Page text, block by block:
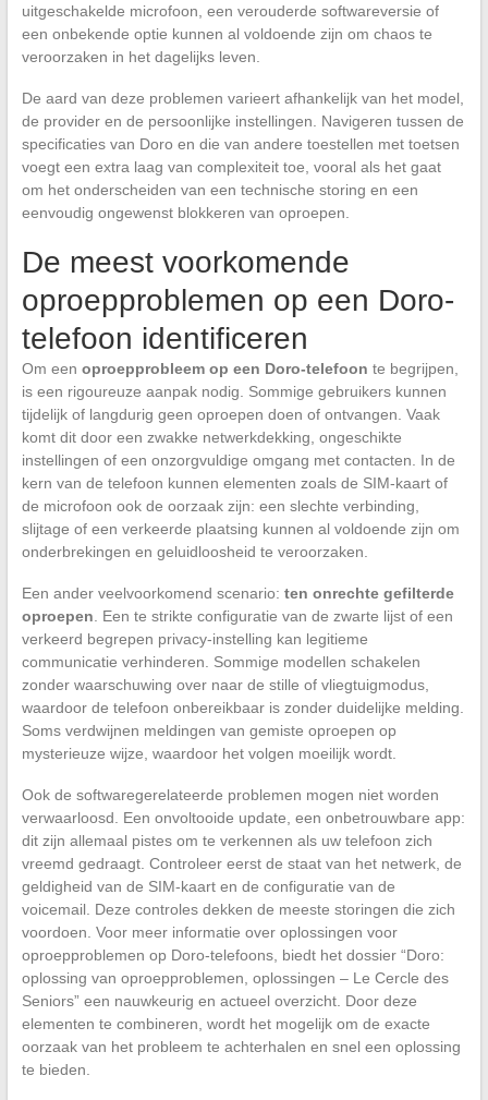
uitgeschakelde microfoon, een verouderde softwareversie of
een onbekende optie kunnen al voldoende zijn om chaos te
veroorzaken in het dagelijks leven.
De aard van deze problemen varieert afhankelijk van het model,
de provider en de persoonlijke instellingen. Navigeren tussen de
specificaties van Doro en die van andere toestellen met toetsen
voegt een extra laag van complexiteit toe, vooral als het gaat
om het onderscheiden van een technische storing en een
eenvoudig ongewenst blokkeren van oproepen.
De meest voorkomende
oproepproblemen op een Doro-
telefoon identificeren
Om een oproepprobleem op een Doro-telefoon te begrijpen,
is een rigoureuze aanpak nodig. Sommige gebruikers kunnen
tijdelijk of langdurig geen oproepen doen of ontvangen. Vaak
komt dit door een zwakke netwerkdekking, ongeschikte
instellingen of een onzorgvuldige omgang met contacten. In de
kern van de telefoon kunnen elementen zoals de SIM-kaart of
de microfoon ook de oorzaak zijn: een slechte verbinding,
slijtage of een verkeerde plaatsing kunnen al voldoende zijn om
onderbrekingen en geluidloosheid te veroorzaken.
Een ander veelvoorkomend scenario: ten onrechte gefilterde
oproepen . Een te strikte configuratie van de zwarte lijst of een
verkeerd begrepen privacy-instelling kan legitieme
communicatie verhinderen. Sommige modellen schakelen
zonder waarschuwing over naar de stille of vliegtuigmodus,
waardoor de telefoon onbereikbaar is zonder duidelijke melding.
Soms verdwijnen meldingen van gemiste oproepen op
mysterieuze wijze, waardoor het volgen moeilijk wordt.
Ook de softwaregerelateerde problemen mogen niet worden
verwaarloosd. Een onvoltooide update, een onbetrouwbare app:
dit zijn allemaal pistes om te verkennen als uw telefoon zich
vreemd gedraagt. Controleer eerst de staat van het netwerk, de
geldigheid van de SIM-kaart en de configuratie van de
voicemail. Deze controles dekken de meeste storingen die zich
voordoen. Voor meer informatie over oplossingen voor
oproepproblemen op Doro-telefoons, biedt het dossier “Doro:
oplossing van oproepproblemen, oplossingen – Le Cercle des
Seniors” een nauwkeurig en actueel overzicht. Door deze
elementen te combineren, wordt het mogelijk om de exacte
oorzaak van het probleem te achterhalen en snel een oplossing
te bieden.